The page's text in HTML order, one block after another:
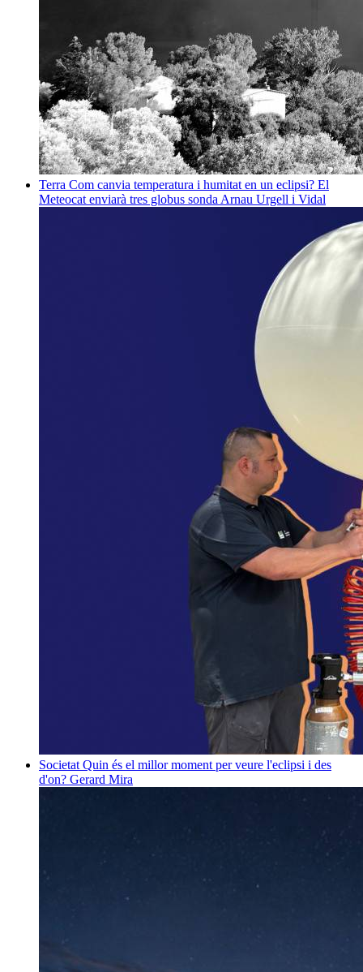
Terra Com canvia temperatura i humitat en un eclipsi? El
Meteocat enviarà tres globus sonda Arnau Urgell i Vidal
Societat Quin és el millor moment per veure l'eclipsi i des
d'on? Gerard Mira